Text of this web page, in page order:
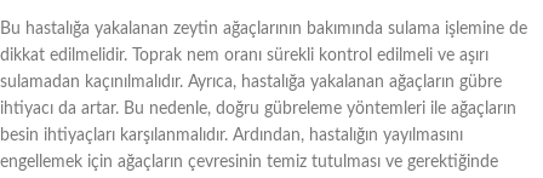
Bu hastalığa yakalanan zeytin ağaçlarının bakımında sulama işlemine de
dikkat edilmelidir. Toprak nem oranı sürekli kontrol edilmeli ve aşırı
sulamadan kaçınılmalıdır. Ayrıca, hastalığa yakalanan ağaçların gübre
ihtiyacı da artar. Bu nedenle, doğru gübreleme yöntemleri ile ağaçların
besin ihtiyaçları karşılanmalıdır. Ardından, hastalığın yayılmasını
engellemek için ağaçların çevresinin temiz tutulması ve gerektiğinde